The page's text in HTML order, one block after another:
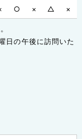
○ × △ ×
日の午後に訪問いた